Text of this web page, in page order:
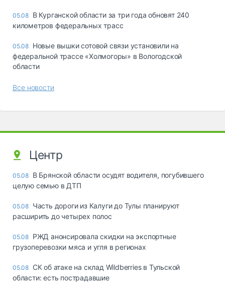
05.08 В Курганской области за три года обновят 240
километров федеральных трасс
05.08 Новые вышки сотовой связи установили на
федеральной трассе «Холмогоры» в Вологодской
области
Все новости
Центр
05.08 В Брянской области осудят водителя, погубившего
целую семью в ДТП
05.08 Часть дороги из Калуги до Тулы планируют
расширить до четырех полос
05.08 РЖД анонсировала скидки на экспортные
грузоперевозки мяса и угля в регионах
05.08 СК об атаке на склад Wildberries в Тульской
области: есть пострадавшие